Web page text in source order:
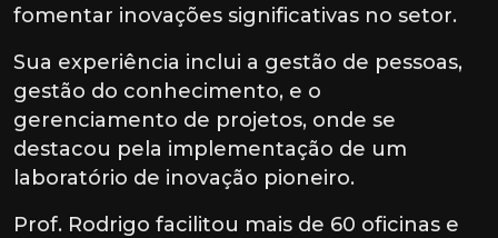
fomentar inovações significativas no setor.
Sua experiência inclui a gestão de pessoas,
gestão do conhecimento, e o
gerenciamento de projetos, onde se
destacou pela implementação de um
laboratório de inovação pioneiro.
Prof. Rodrigo facilitou mais de 60 oficinas e